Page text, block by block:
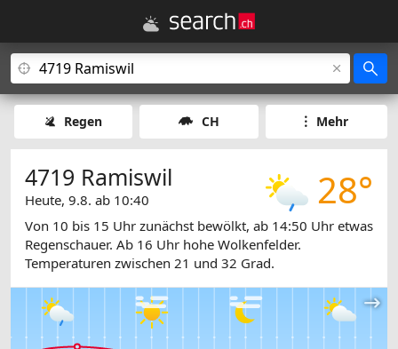
Regen CH Mehr
28°
4719 Ramiswil
Heute, 9.8. ab 10:40
Von 10 bis 15 Uhr zunächst bewölkt, ab 14:50 Uhr etwas
Regenschauer. Ab 16 Uhr hohe Wolkenfelder.
Temperaturen zwischen 21 und 32 Grad.